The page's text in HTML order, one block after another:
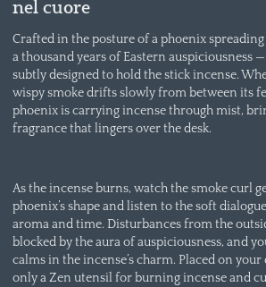
nel cuore
Crafted in the posture of a phoenix
a thousand years of Eastern auspiciousness
subtly designed to hold the stick incense.
wispy smoke drifts slowly from between its
phoenix is carrying incense through mist,
fragrance that lingers over the desk.
As the incense burns, watch the smoke curl
phoenix’s shape and listen to the soft
aroma and time. Disturbances from the
blocked by the aura of auspiciousness, and
calms in the incense’s charm. Placed on your
only a Zen utensil for burning incense and